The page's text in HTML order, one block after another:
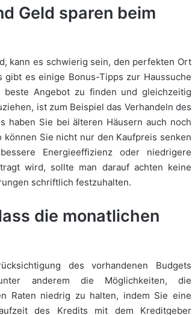
Geld sparen beim
kann es schwierig sein, den perfekten Ort
es einige Bonus-Tipps zur Haussuche
Angebot zu finden und gleichzeitig
ist zum Beispiel das Verhandeln des
haben Sie bei älteren Häusern auch noch
Sie nicht nur den Kaufpreis senken
Energieeffizienz oder niedrigere
wird, sollte man darauf achten keine
schriftlich festzuhalten.
die monatlichen
des vorhandenen Budgets
anderem die Möglichkeiten, die
Raten niedrig zu halten, indem Sie eine
des Kredits mit dem Kreditgeber